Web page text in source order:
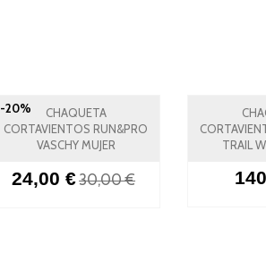
-20%
CHAQUETA
CORTAVIENTOS RUN&PRO
VASCHY MUJER
24,00 €30,00 €
TRAIL